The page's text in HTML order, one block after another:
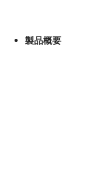
製品概要